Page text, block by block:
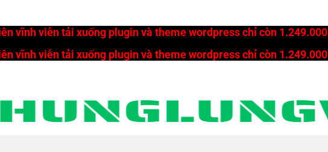
vĩnh viễn tải xuống plugin và theme wordpress chỉ còn 1.249.000
vĩnh viễn tải xuống plugin và theme wordpress chỉ còn 1.249.000